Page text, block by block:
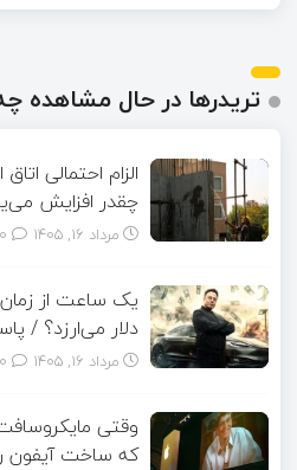
تریدرها در حال مشاهده
الزام احتمالی
چقدر افزایش
مرداد ۱۶, ۱۴۰۵
دلار می‌ارزد؟ /
مرداد ۱۶, ۱۴۰۵
وقتی
که ساخت آیفون